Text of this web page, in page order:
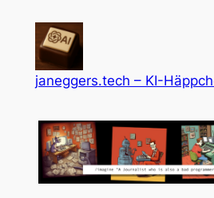
springen
janeggers.tech – KI-